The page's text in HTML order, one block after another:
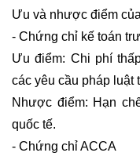
Ưu và nhược điểm
- Chứng chỉ kế toán
Ưu điểm: Chi phí
các yêu cầu pháp luật
Nhược điểm: Hạn
quốc tế.
- Chứng chỉ ACCA